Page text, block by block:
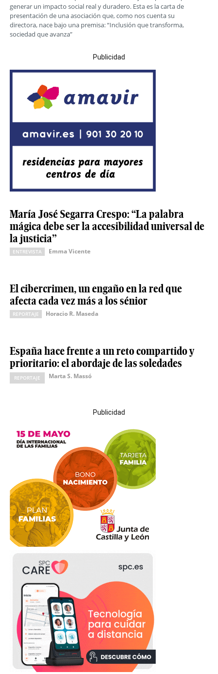
generar un impacto social real y duradero. Esta es la carta de
presentación de una asociación que, como nos cuenta su
directora, nace bajo una premisa: “Inclusión que transforma,
sociedad que avanza”
Publicidad
María José Segarra Crespo: “La palabra
mágica debe ser la accesibilidad universal de
la justicia”
ENTREVISTA Emma Vicente
El cibercrimen, un engaño en la red que
afecta cada vez más a los sénior
REPORTAJE Horacio R. Maseda
España hace frente a un reto compartido y
prioritario: el abordaje de las soledades
REPORTAJE Marta S. Massó
Publicidad